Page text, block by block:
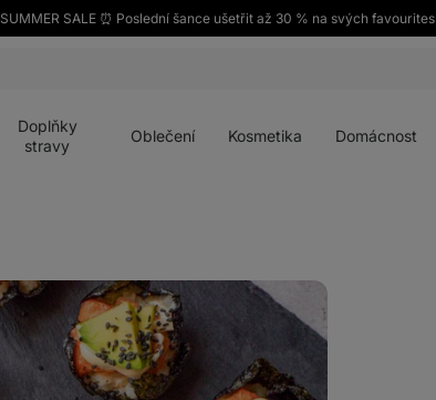
SUMMER SALE ⏰ Poslední šance ušetřit až 30 % na svých favourites
Doplňky
stravy
Oblečení Kosmetika Domácnost